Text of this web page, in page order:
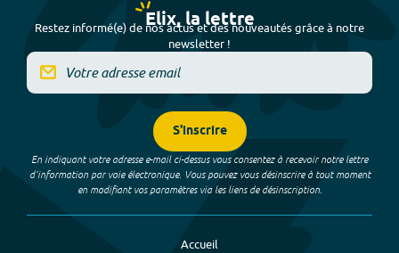
Elix, la lettre
Restez informé(e) de nos actus et des nouveautés grâce à notre
newsletter !
S'inscrire
En indiquant votre adresse e-mail ci-dessus vous consentez à recevoir notre lettre
d’information par voie électronique. Vous pouvez vous désinscrire à tout moment
en modifiant vos paramètres via les liens de désinscription.
Accueil